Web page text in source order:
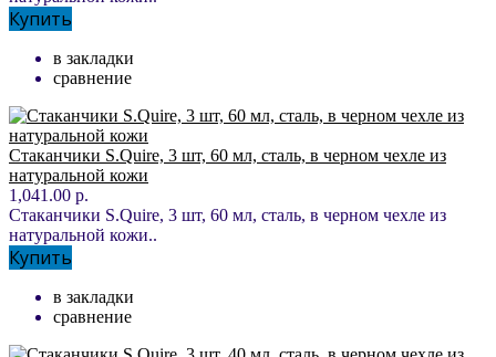
Купить
в закладки
сравнение
Стаканчики S.Quire, 3 шт, 60 мл, сталь, в черном чехле из
натуральной кожи
1,041.00 р.
Стаканчики S.Quire, 3 шт, 60 мл, сталь, в черном чехле из
натуральной кожи..
Купить
в закладки
сравнение